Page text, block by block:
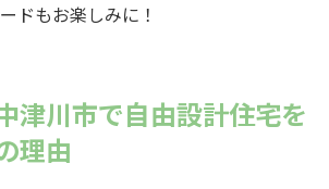
ドもお楽しみに！
津川市で自由設計住宅を
理由